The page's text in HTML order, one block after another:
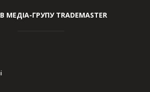
МЕДІА-ГРУПУ TRADEMASTER